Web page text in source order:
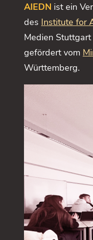
AIEDN ist ein
des Institute for
Medien
gefördert vom
Württemberg.